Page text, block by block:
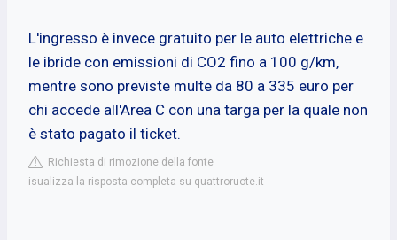
L'ingresso è invece gratuito per le auto elettriche e
le ibride con emissioni di CO2 fino a 100 g/km,
mentre sono previste multe da 80 a 335 euro per
chi accede all'Area C con una targa per la quale non
è stato pagato il ticket.
Richiesta di rimozione della fonte
isualizza la risposta completa su quattroruote.it